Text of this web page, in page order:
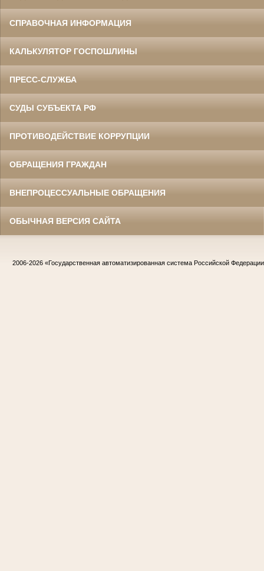
СПРАВОЧНАЯ ИНФОРМАЦИЯ
КАЛЬКУЛЯТОР ГОСПОШЛИНЫ
ПРЕСС-СЛУЖБА
СУДЫ СУБЪЕКТА РФ
ПРОТИВОДЕЙСТВИЕ КОРРУПЦИИ
ОБРАЩЕНИЯ ГРАЖДАН
ВНЕПРОЦЕССУАЛЬНЫЕ ОБРАЩЕНИЯ
ОБЫЧНАЯ ВЕРСИЯ САЙТА
2006-2026 «Государственная автоматизированная система Российской